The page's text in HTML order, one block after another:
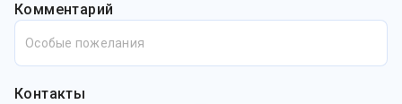
Комментарий
Особые пожелания
Контакты